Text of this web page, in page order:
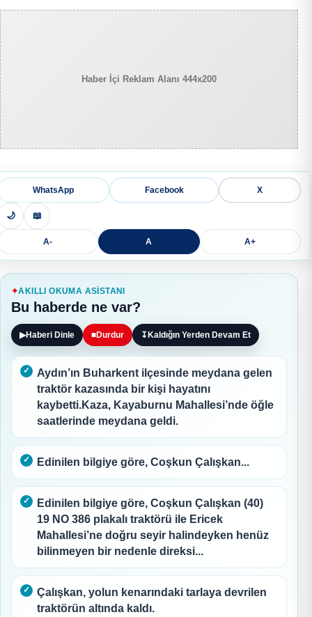
Haber İçi Reklam Alanı 444x200
WhatsApp Facebook X
🌙 📖
A- A A+
AKILLI OKUMA ASISTANI
Bu haberde ne var?
▶Haberi Dinle ■Durdur ↧Kaldığın Yerden Devam Et
Aydın’ın Buharkent ilçesinde meydana gelen
traktör kazasında bir kişi hayatını
kaybetti.Kaza, Kayaburnu Mahallesi’nde öğle
saatlerinde meydana geldi.
Edinilen bilgiye göre, Coşkun Çalışkan...
Edinilen bilgiye göre, Coşkun Çalışkan (40)
19 NO 386 plakalı traktörü ile Ericek
Mahallesi’ne doğru seyir halindeyken henüz
bilinmeyen bir nedenle direksi...
Çalışkan, yolun kenarındaki tarlaya devrilen
traktörün altında kaldı.